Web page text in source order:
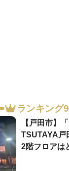
ランキング9
【戸田市】
TSUTAYA戸
2階フロアは